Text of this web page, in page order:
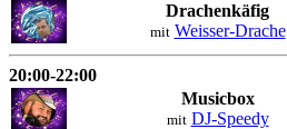
Drachenkäfig
mit Weisser-Drache
20:00-22:00
Musicbox
mit DJ-Speedy